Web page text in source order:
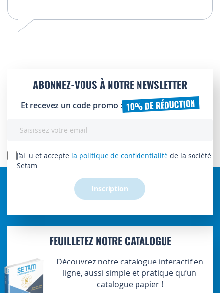
ABONNEZ-VOUS À NOTRE NEWSLETTER
Et recevez un code promo : 10% DE RÉDUCTION
lettre
d’information
J’ai lu et accepte la politique de confidentialité de la société
Setam
Inscription
FEUILLETEZ NOTRE CATALOGUE
Découvrez notre catalogue interactif en
ligne, aussi simple et pratique qu’un
catalogue papier !